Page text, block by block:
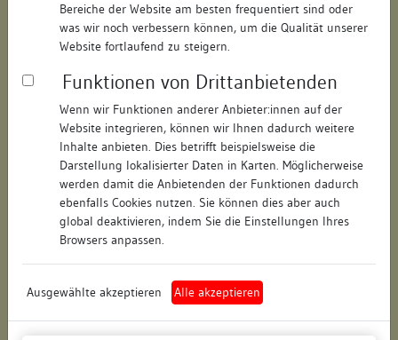
Bereiche der Website am besten frequentiert sind oder
was wir noch verbessern können, um die Qualität unserer
Website fortlaufend zu steigern.
Funktionen von Drittanbietenden
Wenn wir Funktionen anderer Anbieter:innen auf der
Website integrieren, können wir Ihnen dadurch weitere
Inhalte anbieten. Dies betrifft beispielsweise die
Darstellung lokalisierter Daten in Karten. Möglicherweise
werden damit die Anbietenden der Funktionen dadurch
ebenfalls Cookies nutzen. Sie können dies aber auch
global deaktivieren, indem Sie die Einstellungen Ihres
Browsers anpassen.
Ausgewählte akzeptieren Alle akzeptieren
Straße: Richard-Wagner-Straße
Hausnummer: 15
Postleitzahl: 70184
Stadt-Teilort: Stuttgart
Regierungsbezirk: Stuttgart
Stuttgart (Stadtkreis)
Wohnplatzschlüssel: 8111000050
Flurstücknummer: keine
Historischer Straßenname: keiner